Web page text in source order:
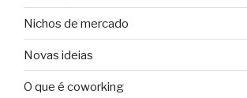
Nichos de mercado
Novas ideias
O que é coworking